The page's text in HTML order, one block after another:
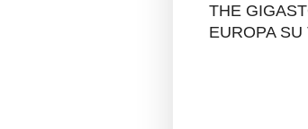
THE
EUROPA